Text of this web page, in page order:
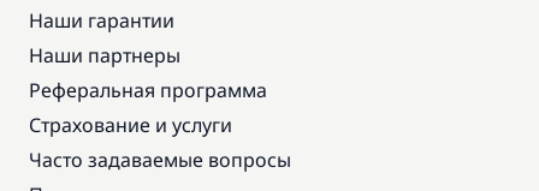
Наши гарантии
Наши партнеры
Реферальная программа
Страхование и услуги
Часто задаваемые вопросы